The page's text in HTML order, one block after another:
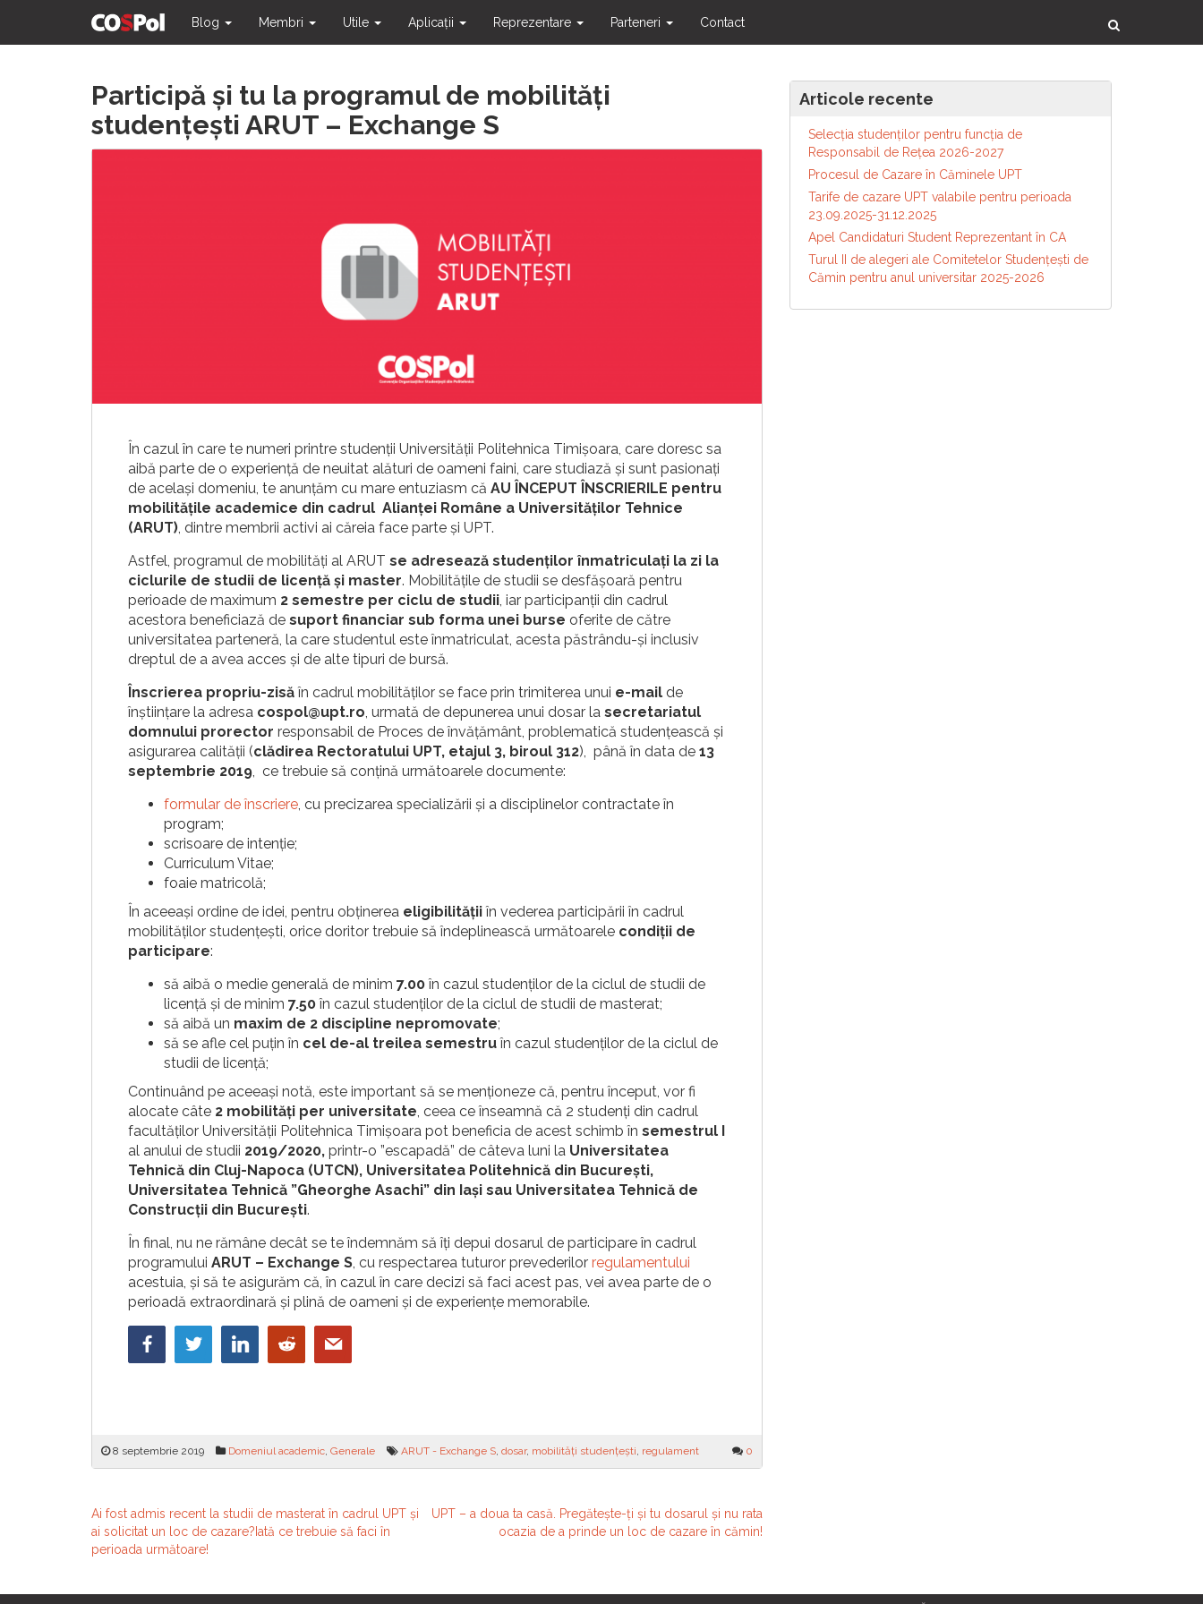
Blog Membri Utile Aplicații Reprezentare Parteneri Contact
Participă și tu la programul de mobilități
studențești ARUT – Exchange S
În cazul în care te numeri printre studenții Universității Politehnica Timișoara, care doresc sa
aibă parte de o experiență de neuitat alături de oameni faini, care studiază și sunt pasionați
de același domeniu, te anunțăm cu mare entuziasm că AU ÎNCEPUT ÎNSCRIERILE pentru
mobilitățile academice din cadrul Alianței Române a Universităților Tehnice
(ARUT), dintre membrii activi ai căreia face parte și UPT.
Astfel, programul de mobilități al ARUT se adresează studenților înmatriculați la zi la
ciclurile de studii de licență și master. Mobilitățile de studii se desfășoară pentru
perioade de maximum 2 semestre per ciclu de studii, iar participanții din cadrul
acestora beneficiază de suport financiar sub forma unei burse oferite de către
universitatea parteneră, la care studentul este înmatriculat, acesta păstrându-și inclusiv
dreptul de a avea acces și de alte tipuri de bursă.
Înscrierea propriu-zisăîn cadrul mobilităților se face prin trimiterea unui e-mail de
înștiințare la adresa cospol@upt.ro, urmată de depunerea unui dosar la secretariatul
domnului prorector responsabil de Proces de învățământ, problematică studențească și
asigurarea calității (clădirea Rectoratului UPT, etajul 3, biroul 312), până în data de 13
septembrie 2019, ce trebuie să conțină următoarele documente:
formular de înscriere, cu precizarea specializării și a disciplinelor contractate în
program;
scrisoare de intenție;
Curriculum Vitae;
foaie matricolă;
În aceeași ordine de idei, pentru obținerea eligibilitățiiîn vederea participării în cadrul
mobilităților studențești, orice doritor trebuie să îndeplinească următoarele condiții de
participare:
să aibă o medie generală de minim 7.00în cazul studenților de la ciclul de studii de
licență și de minim 7.50în cazul studenților de la ciclul de studii de masterat;
să aibă un maxim de 2 discipline nepromovate;
să se afle cel puțin în cel de-al treilea semestruîn cazul studenților de la ciclul de
studii de licență;
Continuând pe aceeași notă, este important să se menționeze că, pentru început, vor fi
alocate câte 2 mobilități per universitate, ceea ce înseamnă că 2 studenți din cadrul
facultăților Universității Politehnica Timișoara pot beneficia de acest schimb în semestrul I
al anului de studii 2019/2020, printr-o ”escapadă” de câteva luni la Universitatea
Tehnică din Cluj-Napoca (UTCN), Universitatea Politehnică din București,
Universitatea Tehnică ”Gheorghe Asachi” din Iași sau Universitatea Tehnică de
Construcții din București.
În final, nu ne rămâne decât se te îndemnăm să îți depui dosarul de participare în cadrul
programului ARUT – Exchange S, cu respectarea tuturor prevederilor regulamentului
acestuia, și să te asigurăm că, în cazul în care decizi să faci acest pas, vei avea parte de o
perioadă extraordinară și plină de oameni și de experiențe memorabile.
8 septembrie 2019 Domeniul academic, Generale ARUT - Exchange S, dosar, mobilități studențești, regulament 0
Navigare
în
Ai fost admis recent la studii de masterat în cadrul UPT și
ai solicitat un loc de cazare?Iată ce trebuie să faci în
perioada următoare!
UPT – a doua ta casă. Pregătește-ți și tu dosarul și nu rata
ocazia de a prinde un loc de cazare în cămin!
Articole recente
Selecția studenților pentru funcția de
Responsabil de Reţea 2026-2027
Procesul de Cazare în Căminele UPT
Tarife de cazare UPT valabile pentru perioada
23.09.2025-31.12.2025
Apel Candidaturi Student Reprezentant în CA
Turul II de alegeri ale Comitetelor Studențești de
Cămin pentru anul universitar 2025-2026